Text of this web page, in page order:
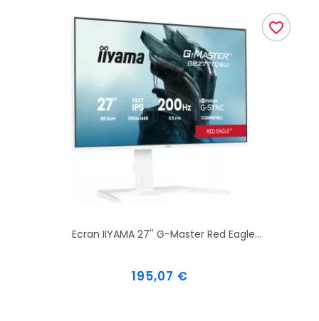
Ecran IIYAMA 27'' G-Master Red Eagle...
Prix
195,07 €
favorite_border